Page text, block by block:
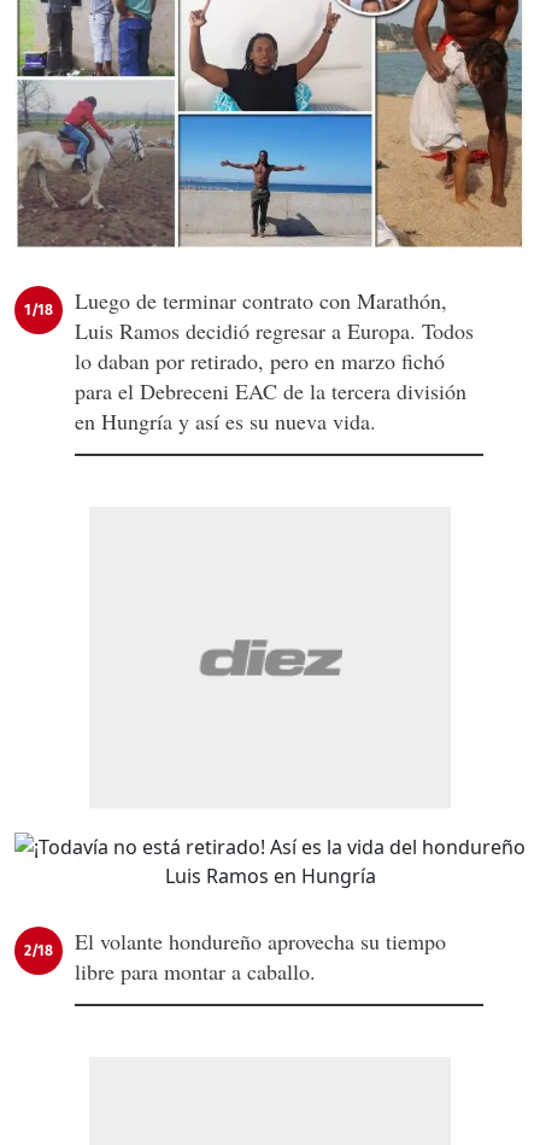
1/18
Luego de terminar contrato con Marathón,
Luis Ramos decidió regresar a Europa. Todos
lo daban por retirado, pero en marzo fichó
para el Debreceni EAC de la tercera división
en Hungría y así es su nueva vida.
2/18
El volante hondureño aprovecha su tiempo
libre para montar a caballo.